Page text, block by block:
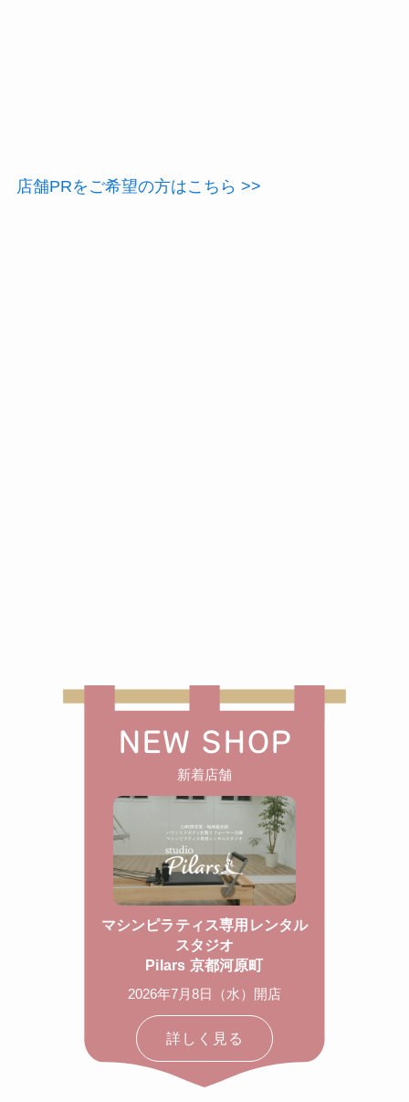
店舗PRをご希望の方はこちら >>
NEW SHOP
新着店舗
マシンピラティス専用レンタル
スタジオ
Pilars 京都河原町
2026年7月8日（水）開店
詳しく見る